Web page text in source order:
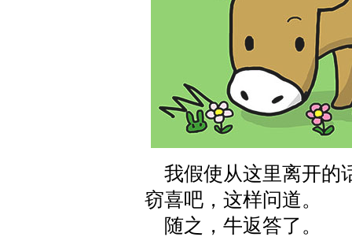
我假使从这里离开的
窃喜吧，这样问道。
随之，牛返答了。